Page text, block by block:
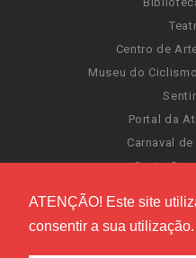
ATENÇÃO! Este site
consentir a sua utilização.
Centro de
Museu do
Portal da
Carnaval
Santa